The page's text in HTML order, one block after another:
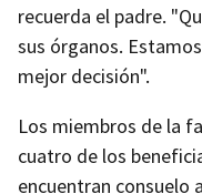
recuerda el padre.
sus órganos.
mejor decisión".
Los miembros de la
cuatro de los
encuentran consuelo